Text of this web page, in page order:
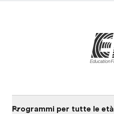
Programmi per tutte le età